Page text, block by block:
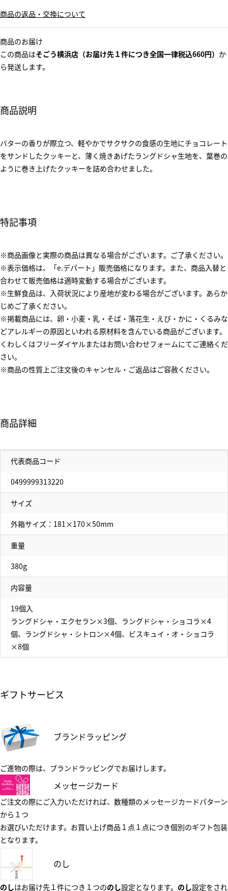
商品の返品・交換について
商品のお届け
この商品はそごう横浜店（お届け先１件につき全国一律税込660円） か
ら発送します。
商品説明
バターの香りが際立つ、軽やかでサクサクの食感の生地にチョコレート
をサンドしたクッキーと、薄く焼きあげたラングドシャ生地を、葉巻の
ように巻き上げたクッキーを詰め合わせました。
特記事項
※商品画像と実際の商品は異なる場合がございます。ご了承ください。
※表示価格は、「e.デパート」販売価格になります。また、商品入替と
合わせて販売価格は適時変動する場合がございます。
※生鮮食品は、入荷状況により産地が変わる場合がございます。あらか
じめご了承ください。
※掲載商品には、卵・小麦・乳・そば・落花生・えび・かに・くるみな
どアレルギーの原因といわれる原材料を含んでいる商品がございます。
くわしくはフリーダイヤルまたはお問い合わせフォームにてご連絡くだ
さい。
※商品の性質上ご注文後のキャンセル・ご返品はご容赦ください。
商品詳細
代表商品コード
0499999313220
サイズ
外箱サイズ：181×170×50mm
重量
380g
内容量
19個入
ラングドシャ・エクセラン×3個、ラングドシャ・ショコラ×4
個、ラングドシャ・シトロン×4個、ビスキュイ・オ・ショコラ
×8個
ギフトサービス
ブランドラッピング
ご進物の際は、ブランドラッピングでお届けします。
メッセージカード
ご注文の際にご入力いただければ、数種類のメッセージカードパターン
から１つ
お選びいただけます。お買い上げ商品１点１点につき個別のギフト包装
となります。
のし
のしはお届け先１件につき１つののし設定となります。 のし設定をされ